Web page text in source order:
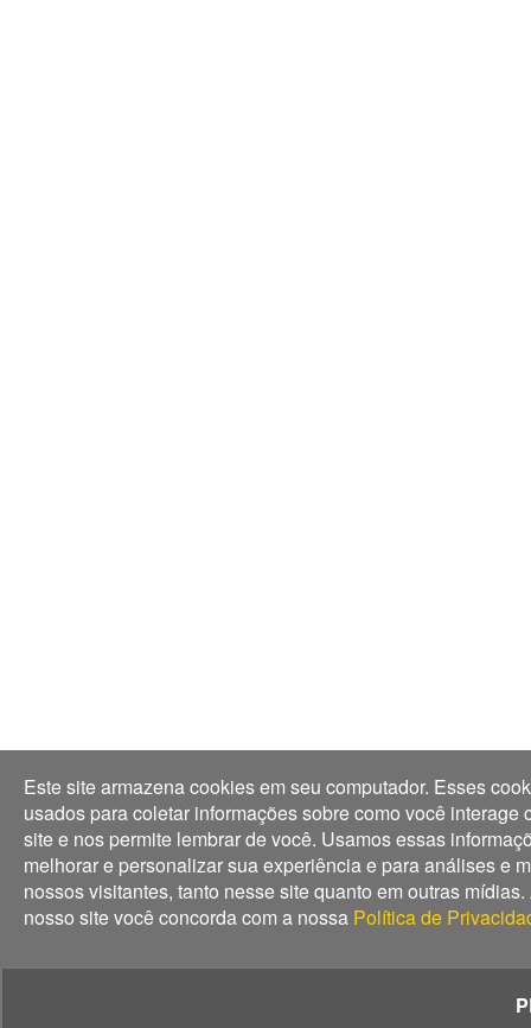
Este site armazena cookies em seu computador. Esses
usados para coletar informações sobre como você interage
site e nos permite lembrar de você. Usamos essas
melhorar e personalizar sua experiência e para análises e
nossos visitantes, tanto nesse site quanto em outras
nosso site você concorda com a nossa Política de